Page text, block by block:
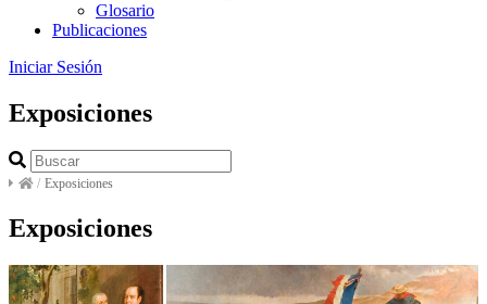
Glosario
Publicaciones
Iniciar Sesión
Exposiciones
/ Exposiciones
Exposiciones